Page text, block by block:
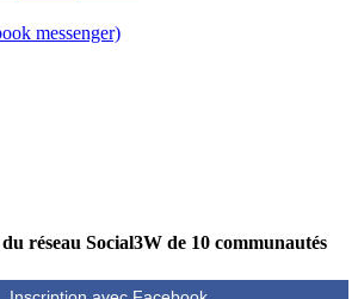
messenger)
réseau Social3W de 10 communautés